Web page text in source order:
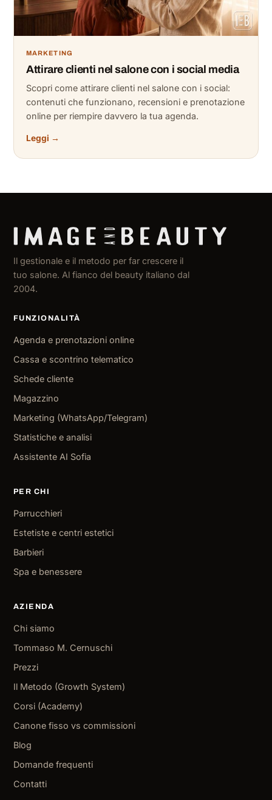
MARKETING
Attirare clienti nel salone con i social media
Scopri come attirare clienti nel salone con i social:
contenuti che funzionano, recensioni e prenotazione
online per riempire davvero la tua agenda.
Leggi →
Il gestionale e il metodo per far crescere il
tuo salone. Al fianco del beauty italiano dal
2004.
FUNZIONALITÀ
Agenda e prenotazioni online
Cassa e scontrino telematico
Schede cliente
Magazzino
Marketing (WhatsApp/Telegram)
Statistiche e analisi
Assistente AI Sofia
PER CHI
Parrucchieri
Estetiste e centri estetici
Barbieri
Spa e benessere
AZIENDA
Chi siamo
Tommaso M. Cernuschi
Prezzi
Il Metodo (Growth System)
Corsi (Academy)
Canone fisso vs commissioni
Blog
Domande frequenti
Contatti